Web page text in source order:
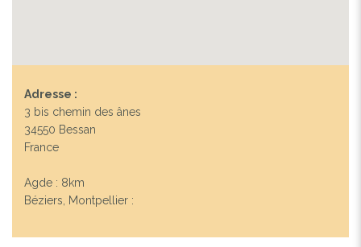
Adresse :
3 bis chemin des ânes
34550 Bessan
France
Agde : 8km
Béziers, Montpellier :